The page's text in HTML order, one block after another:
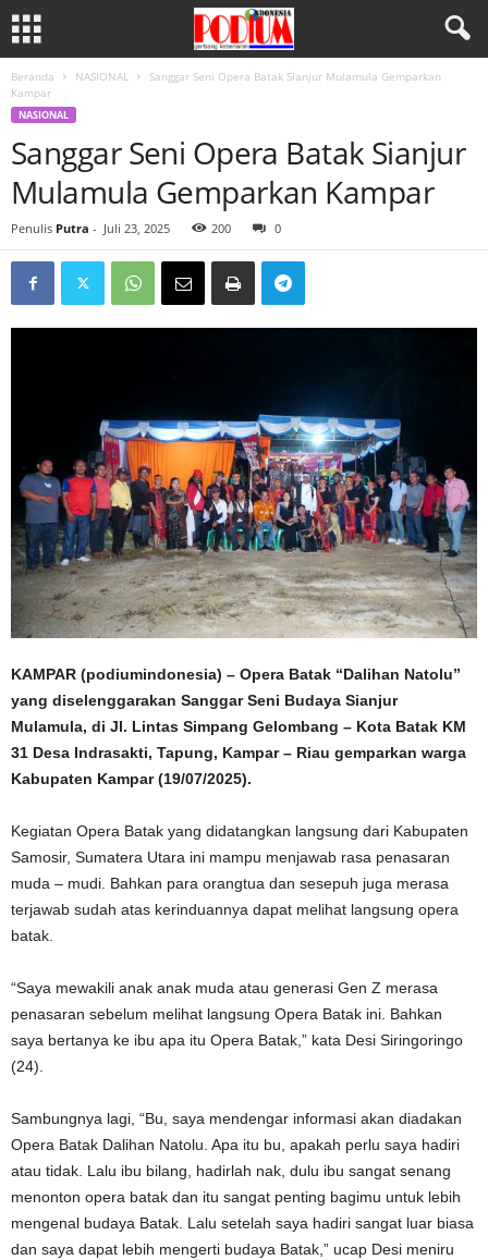
Beranda NASIONAL
Sanggar Seni Opera Batak Sianjur Mulamula Gemparkan
Kampar
NASIONAL
Sanggar Seni Opera Batak Sianjur
Mulamula Gemparkan Kampar
Penulis Putra - Juli 23, 2025 200 0
KAMPAR (podiumindonesia) – Opera Batak “Dalihan Natolu”
yang diselenggarakan Sanggar Seni Budaya Sianjur
Mulamula, di Jl. Lintas Simpang Gelombang – Kota Batak KM
31 Desa Indrasakti, Tapung, Kampar – Riau gemparkan warga
Kabupaten Kampar (19/07/2025).
Kegiatan Opera Batak yang didatangkan langsung dari Kabupaten
Samosir, Sumatera Utara ini mampu menjawab rasa penasaran
muda – mudi. Bahkan para orangtua dan sesepuh juga merasa
terjawab sudah atas kerinduannya dapat melihat langsung opera
batak.
“Saya mewakili anak anak muda atau generasi Gen Z merasa
penasaran sebelum melihat langsung Opera Batak ini. Bahkan
saya bertanya ke ibu apa itu Opera Batak,” kata Desi Siringoringo
(24).
Sambungnya lagi, “Bu, saya mendengar informasi akan diadakan
Opera Batak Dalihan Natolu. Apa itu bu, apakah perlu saya hadiri
atau tidak. Lalu ibu bilang, hadirlah nak, dulu ibu sangat senang
menonton opera batak dan itu sangat penting bagimu untuk lebih
mengenal budaya Batak. Lalu setelah saya hadiri sangat luar biasa
dan saya dapat lebih mengerti budaya Batak,” ucap Desi meniru